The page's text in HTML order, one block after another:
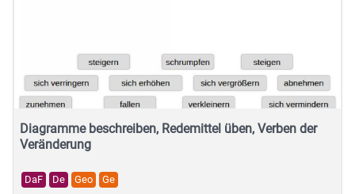
Diagramme beschreiben, Redemittel üben, Verben der
Veränderung
DaF De Geo Ge